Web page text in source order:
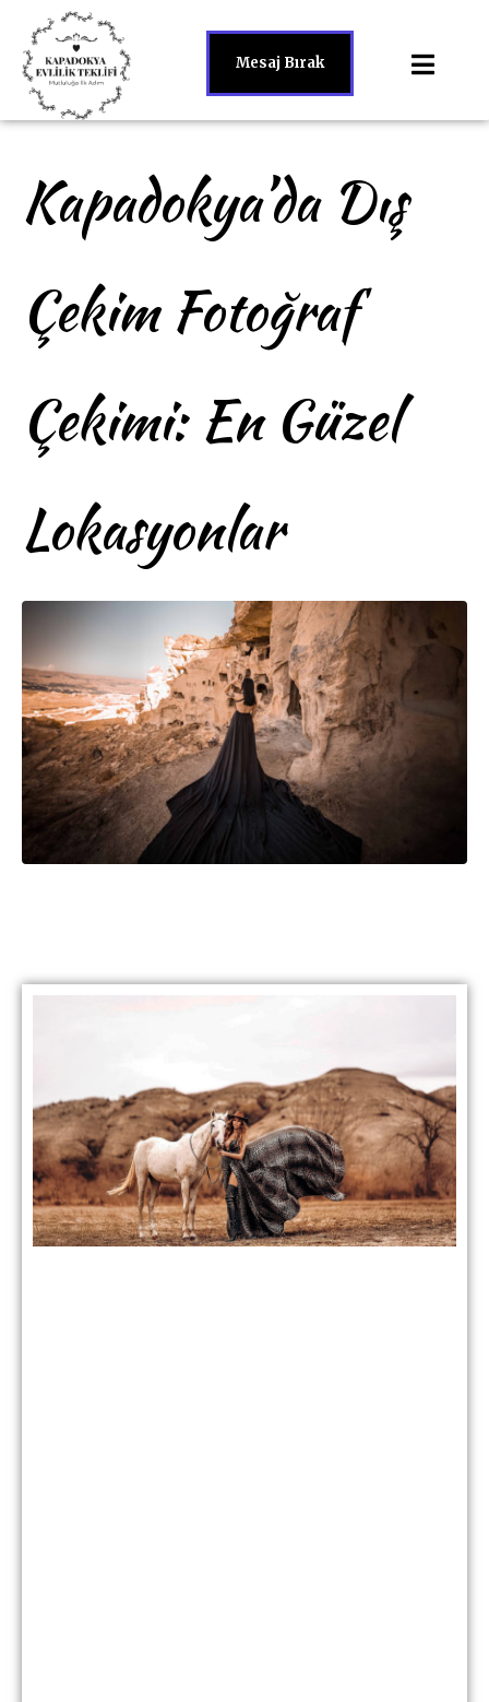
Mesaj Bırak
Kapadokya’da Dış
Çekim Fotoğraf
Çekimi: En Güzel
Lokasyonlar